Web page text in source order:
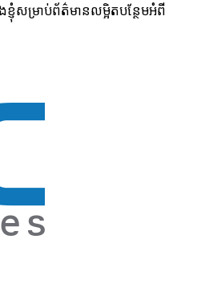
សម្រាប់​ព័ត៌មាន​លម្អិត​បន្ថែម​អំពី​